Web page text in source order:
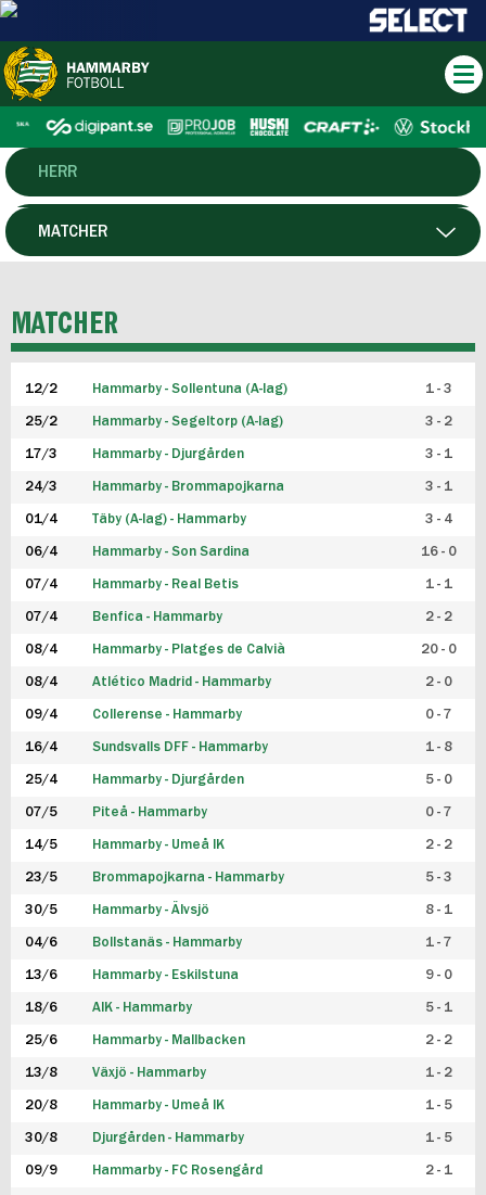
HERR
DAM
P19
F19
FUTSAL HERR
FUTSAL DAM
MATCHER
MATCHER
12/2 Hammarby - Sollentuna (A-lag) 1 - 3
25/2 Hammarby - Segeltorp (A-lag) 3 - 2
17/3 Hammarby - Djurgården 3 - 1
24/3 Hammarby - Brommapojkarna 3 - 1
01/4 Täby (A-lag) - Hammarby 3 - 4
06/4 Hammarby - Son Sardina 16 - 0
07/4 Hammarby - Real Betis 1 - 1
07/4 Benfica - Hammarby 2 - 2
08/4 Hammarby - Platges de Calvià 20 - 0
08/4 Atlético Madrid - Hammarby 2 - 0
09/4 Collerense - Hammarby 0 - 7
16/4 Sundsvalls DFF - Hammarby 1 - 8
25/4 Hammarby - Djurgården 5 - 0
07/5 Piteå - Hammarby 0 - 7
14/5 Hammarby - Umeå IK 2 - 2
23/5 Brommapojkarna - Hammarby 5 - 3
30/5 Hammarby - Älvsjö 8 - 1
04/6 Bollstanäs - Hammarby 1 - 7
13/6 Hammarby - Eskilstuna 9 - 0
18/6 AIK - Hammarby 5 - 1
25/6 Hammarby - Mallbacken 2 - 2
13/8 Växjö - Hammarby 1 - 2
20/8 Hammarby - Umeå IK 1 - 5
30/8 Djurgården - Hammarby 1 - 5
09/9 Hammarby - FC Rosengård 2 - 1